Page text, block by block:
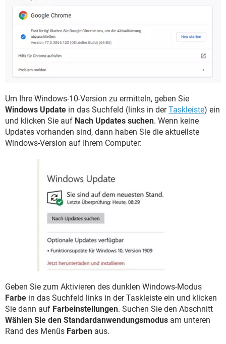
Um Ihre Windows-10-Version zu ermitteln, geben Sie
Windows Update in das Suchfeld (links in derTaskleiste) ein
und klicken Sie auf Nach Updates suchen. Wenn keine
Updates vorhanden sind, dann haben Sie die aktuellste
Windows-Version auf Ihrem Computer:
Geben Sie zum Aktivieren des dunklen Windows-Modus
Farbe in das Suchfeld links in der Taskleiste ein und klicken
Sie dann auf Farbeinstellungen. Suchen Sie den Abschnitt
Wählen Sie den Standardanwendungsmodus am unteren
Rand des Menüs Farben aus.